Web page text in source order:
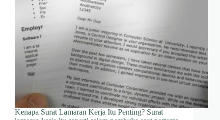
Kenapa Surat Lamaran Kerja Itu Penting? Surat